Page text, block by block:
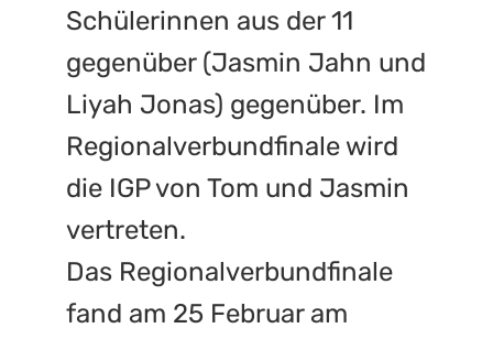
Schülerinnen aus der 11
gegenüber (Jasmin Jahn und
Liyah Jonas) gegenüber. Im
Regionalverbundfinale wird
die IGP von Tom und Jasmin
vertreten.
Das Regionalverbundfinale
fand am 25 Februar am